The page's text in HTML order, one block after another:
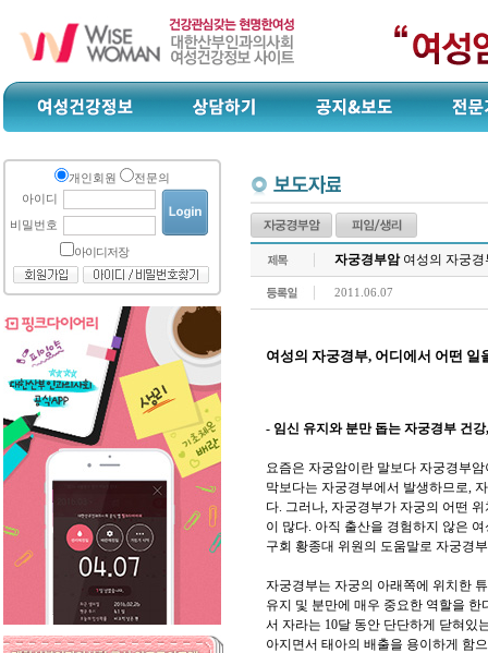
개인회원
전문의
아이디
비밀번호
아이디저장 자궁경부암여성의 자궁경
2011.06.07
여성의 자궁경부, 어디에서 어떤 일
- 임신 유지와 분만 돕는 자궁경부 건
요즘은 자궁암이란 말보다 자궁경부
막보다는 자궁경부에서 발생하므로,
다. 그러나, 자궁경부가 자궁의 어떤
이 많다. 아직 출산을 경험하지 않은
구회 황종대 위원의 도움말로 자궁경
자궁경부는 자궁의 아래쪽에 위치한
유지 및 분만에 매우 중요한 역할을
서 자라는 10달 동안 단단하게 닫혀있
아지면서 태아의 배출을 용이하게 함